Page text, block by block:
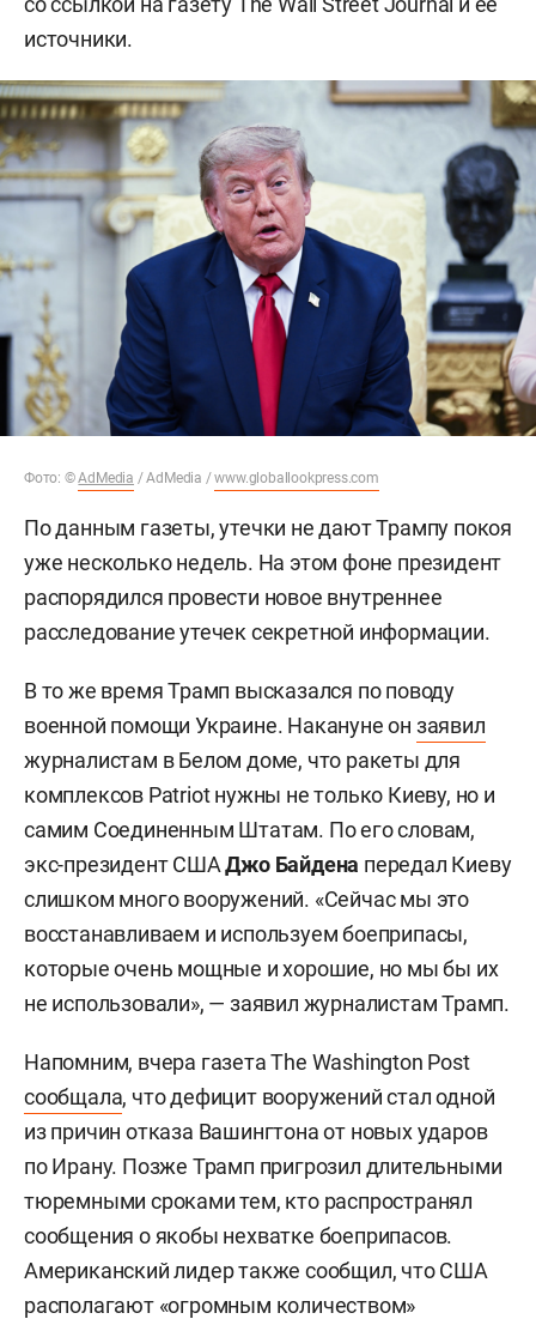
источники.
Фото: ©AdMedia / AdMedia /www.globallookpress.com
По данным газеты, утечки не дают Трампу покоя
уже несколько недель. На этом фоне президент
распорядился провести новое внутреннее
расследование утечек секретной информации.
В то же время Трамп высказался по поводу
военной помощи Украине. Накануне он заявил
журналистам в Белом доме, что ракеты для
комплексов Patriot нужны не только Киеву, но и
самим Соединенным Штатам. По его словам,
экс-президент СШАДжо Байдена передал Киеву
слишком много вооружений. «Сейчас мы это
восстанавливаем и используем боеприпасы,
которые очень мощные и хорошие, но мы бы их
не использовали», — заявил журналистам Трамп.
Напомним, вчера газета The Washington Post
сообщала, что дефицит вооружений стал одной
из причин отказа Вашингтона от новых ударов
по Ирану. Позже Трамп пригрозил длительными
тюремными сроками тем, кто распространял
сообщения о якобы нехватке боеприпасов.
Американский лидер также сообщил, что США
располагают «огромным количеством»